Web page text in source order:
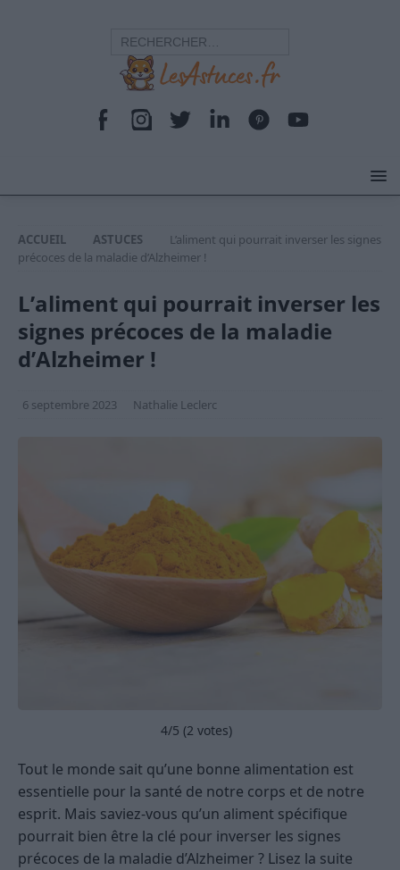
ACCUEIL ASTUCES
L’aliment qui pourrait inverser les signes
précoces de la maladie d’Alzheimer !
L’aliment qui pourrait inverser les
signes précoces de la maladie
d’Alzheimer !
6 septembre 2023 Nathalie Leclerc
4/5 (2 votes)
Tout le monde sait qu’une bonne alimentation est
essentielle pour la santé de notre corps et de notre
esprit. Mais saviez-vous qu’un aliment spécifique
pourrait bien être la clé pour inverser les signes
précoces de la maladie d’Alzheimer ? Lisez la suite